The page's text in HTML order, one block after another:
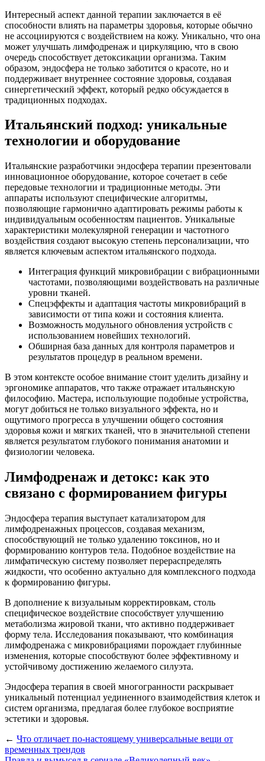
Интересный аспект данной терапии заключается в её
способности влиять на параметры здоровья, которые обычно
не ассоциируются с воздействием на кожу. Уникально, что она
может улучшать лимфодренаж и циркуляцию, что в свою
очередь способствует детоксикации организма. Таким
образом, эндосфера не только заботится о красоте, но и
поддерживает внутреннее состояние здоровья, создавая
синергетический эффект, который редко обсуждается в
традиционных подходах.
Итальянский подход: уникальные
технологии и оборудование
Итальянские разработчики эндосфера терапии презентовали
инновационное оборудование, которое сочетает в себе
передовые технологии и традиционные методы. Эти
аппараты используют специфические алгоритмы,
позволяющие гармонично адаптировать режимы работы к
индивидуальным особенностям пациентов. Уникальные
характеристики молекулярной генерации и частотного
воздействия создают высокую степень персонализации, что
является ключевым аспектом итальянского подхода.
Интеграция функций микровибрации с вибрационными
частотами, позволяющими воздействовать на различные
уровни тканей.
Спецэффекты и адаптация частоты микровибраций в
зависимости от типа кожи и состояния клиента.
Возможность модульного обновления устройств с
использованием новейших технологий.
Обширная база данных для контроля параметров и
результатов процедур в реальном времени.
В этом контексте особое внимание стоит уделить дизайну и
эргономике аппаратов, что также отражает итальянскую
философию. Мастера, использующие подобные устройства,
могут добиться не только визуального эффекта, но и
ощутимого прогресса в улучшении общего состояния
здоровья кожи и мягких тканей, что в значительной степени
является результатом глубокого понимания анатомии и
физиологии человека.
Лимфодренаж и детокс: как это
связано с формированием фигуры
Эндосфера терапия выступает катализатором для
лимфодренажных процессов, создавая механизм,
способствующий не только удалению токсинов, но и
формированию контуров тела. Подобное воздействие на
лимфатическую систему позволяет перераспределять
жидкости, что особенно актуально для комплексного подхода
к формированию фигуры.
В дополнение к визуальным корректировкам, столь
специфическое воздействие способствует улучшению
метаболизма жировой ткани, что активно поддерживает
форму тела. Исследования показывают, что комбинация
лимфодренажа с микровибрациями порождает глубинные
изменения, которые способствуют более эффективному и
устойчивому достижению желаемого силуэта.
Эндосфера терапия в своей многогранности раскрывает
уникальный потенциал уединенного взаимодействия клеток и
систем организма, предлагая более глубокое восприятие
эстетики и здоровья.
← Что отличает по-настоящему универсальные вещи от
временных трендов